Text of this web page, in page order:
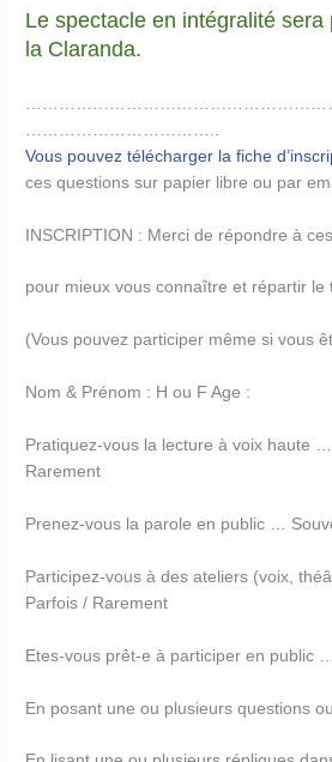
Le spectacle en intégralité sera
la Claranda.
Vous pouvez télécharger la fiche
ces questions sur papier libre ou par
INSCRIPTION : Merci de répondre à
pour mieux vous connaître et répartir le
(Vous pouvez participer même si vous
Nom & Prénom : H ou F Age :
Pratiquez-vous la lecture à voix haute
Rarement
Prenez-vous la parole en public …
Participez-vous à des ateliers (voix,
Parfois / Rarement
Etes-vous prêt-e à participer en public …
En posant une ou plusieurs questions